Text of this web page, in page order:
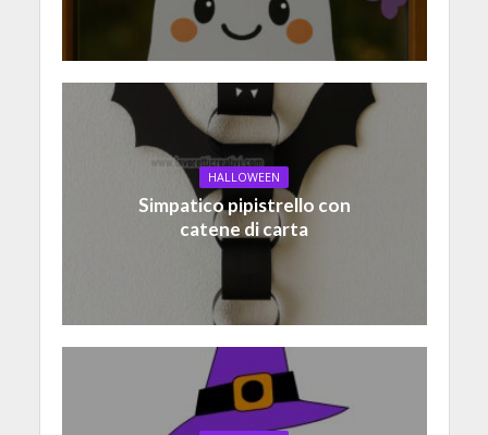
HALLOWEEN
Simpatico pipistrello con
catene di carta